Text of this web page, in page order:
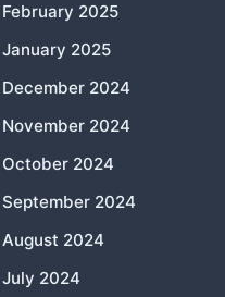
February 2025
January 2025
December 2024
November 2024
October 2024
September 2024
August 2024
July 2024